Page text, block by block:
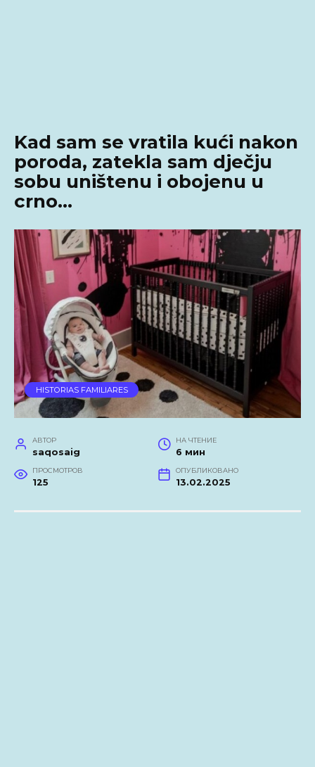
Kad sam se vratila kući nakon
poroda, zatekla sam dječju
sobu uništenu i obojenu u
crno…
HISTORIAS FAMILIARES
АВТОР
saqosaig
НА ЧТЕНИЕ
6 мин
ПРОСМОТРОВ
125
ОПУБЛИКОВАНО
13.02.2025